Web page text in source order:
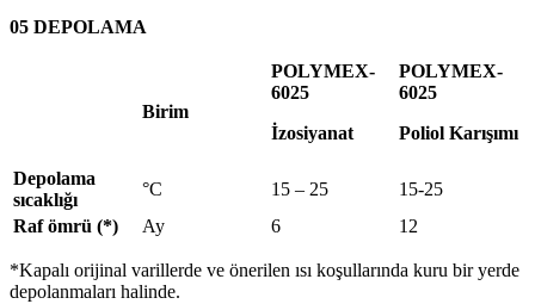
05 DEPOLAMA
Birim
POLYMEX-
6025
İzosiyanat
POLYMEX-
6025
Poliol Karışımı
Depolama
sıcaklığı
°C 15 – 25
15-25
Raf ömrü (*)
Ay 6 12
*Kapalı orijinal varillerde ve önerilen ısı koşullarında kuru bir yerde
depolanmaları halinde.